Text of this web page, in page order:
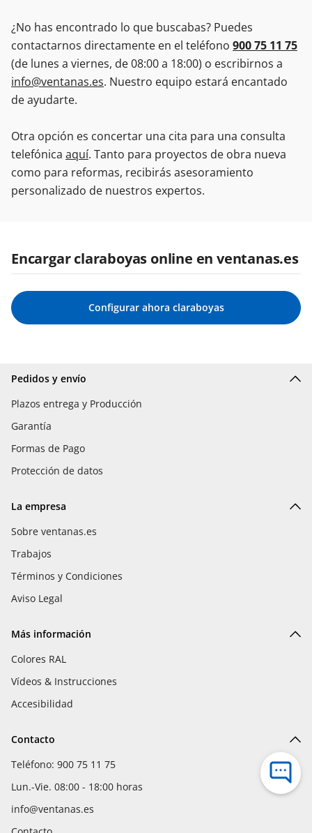
¿No has encontrado lo que buscabas? Puedes
contactarnos directamente en el teléfono 900 75 11 75
(de lunes a viernes, de 08:00 a 18:00) o escribirnos a
info@ventanas.es. Nuestro equipo estará encantado
de ayudarte.
Otra opción es concertar una cita para una consulta
telefónica aquí. Tanto para proyectos de obra nueva
como para reformas, recibirás asesoramiento
personalizado de nuestros expertos.
Encargar claraboyas online en ventanas.es
Configurar ahora claraboyas
Pedidos y envío
Plazos entrega y Producción
Garantía
Formas de Pago
Protección de datos
La empresa
Sobre ventanas.es
Trabajos
Términos y Condiciones
Aviso Legal
Más información
Colores RAL
Vídeos & Instrucciones
Accesibilidad
Contacto
Teléfono: 900 75 11 75
Lun.-Vie. 08:00 - 18:00 horas
info@ventanas.es